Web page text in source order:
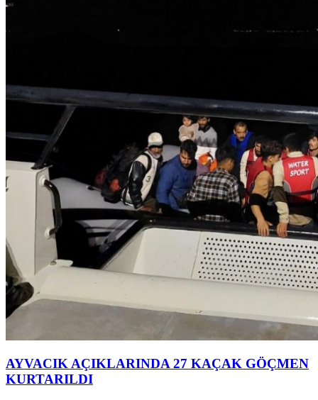
AYVACIK AÇIKLARINDA 27 KAÇAK GÖÇMEN
KURTARILDI